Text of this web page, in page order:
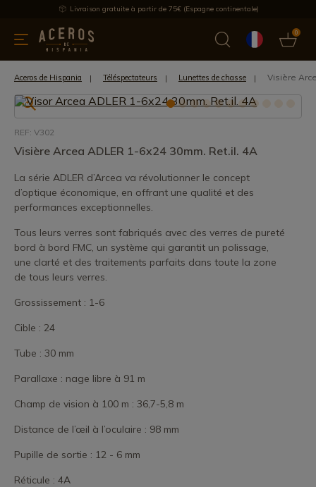
Livraison gratuite à partir de 75€ (Espagne continentale)
0
de cuisine Offre Dernières nouvelles Meilleures ventes
Aceros de Hispania Téléspectateurs Lunettes de chasse Visière
REF: V302
Visière Arcea ADLER 1-6x24 30mm. Ret.il. 4A
La série ADLER d’Arcea va révolutionner le concept
d’optique économique, en offrant une qualité et des
performances exceptionnelles.
Tous leurs verres sont fabriqués avec des verres de pureté
bord à bord FMC, un système qui garantit un polissage,
une clarté et des traitements parfaits dans toute la zone
de tous leurs verres.
Grossissement : 1-6
Cible : 24
Tube : 30 mm
Parallaxe : nage libre à 91 m
Champ de vision à 100 m : 36,7-5,8 m
Distance de l’œil à l’oculaire : 98 mm
Pupille de sortie : 12 - 6 mm
Réticule : 4A